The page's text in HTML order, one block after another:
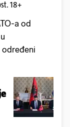
18+
a od
određeni